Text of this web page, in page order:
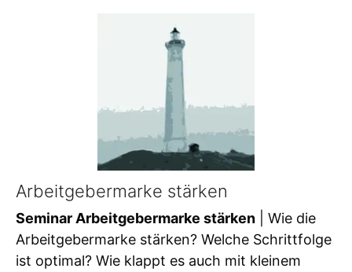
Arbeitgebermarke stärken
Seminar Arbeitgebermarke stärken | Wie die
Arbeitgebermarke stärken? Welche Schrittfolge
ist optimal? Wie klappt es auch mit kleinem